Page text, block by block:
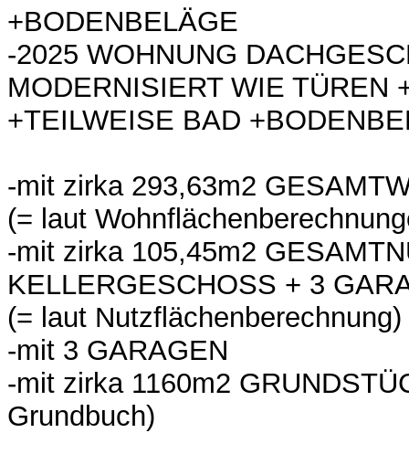
+BODENBELÄGE
-2025 WOHNUNG
MODERNISIERT WIE TÜREN
+TEILWEISE BAD
-mit zirka 293,63m2
(= laut
-mit zirka 105,45m2
KELLERGESCHOSS + 3
(= laut Nutzflächenberechnung)
-mit 3 GARAGEN
-mit zirka 1160m2
Grundbuch)